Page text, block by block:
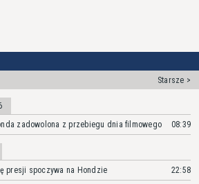
Starsze >
zadowolona z przebiegu dnia filmowego 08:39
presji spoczywa na Hondzie 22:58